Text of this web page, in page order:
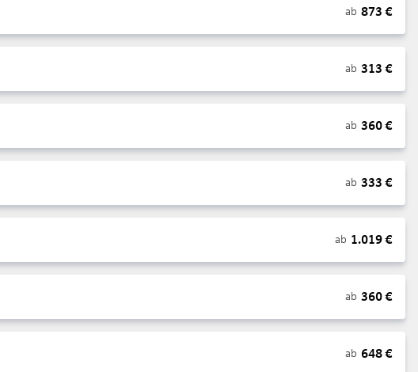
ab 873 €
ab 313 €
ab 360€
ab 333 €
ab 1.019€
ab 360€
ab 648€